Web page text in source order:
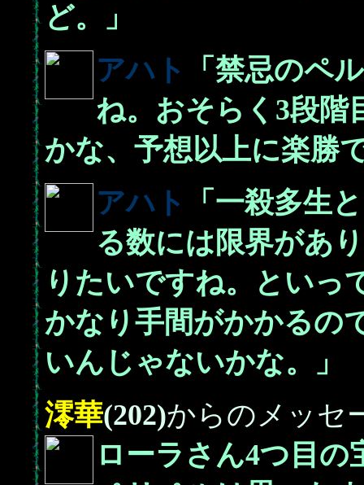
ど。」
アハト
「禁忌のペ
ね。おそらく3段階
かな、予想以上に楽勝
アハト
「一殺多生
る数には限界があ
りたいですね。といっ
かなり手間がかかるの
いんじゃないかな。」
澪華(202)からのメッセ
ローラさん4つ目